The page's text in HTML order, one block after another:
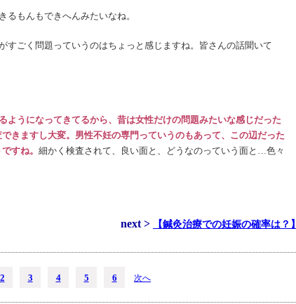
るもんもできへんみたいなね。
すごく問題っていうのはちょっと感じますね。皆さんの話聞いて
ようになってきてるから、昔は女性だけの問題みたいな感じだった
きますし大変。男性不妊の専門っていうのもあって、この辺だった
すね。 細かく検査されて、良い面と、どうなのっていう面と…色々
next > 【鍼灸治療での妊娠の確率は？】
2 3 4 5 6 次へ